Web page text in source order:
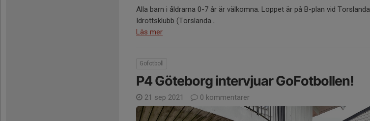
Alla barn i åldrarna 0-7 år är välkomna. Loppet är på B-plan vid Torslanda
Idrottsklubb (Torslanda...
Läs mer
Gofotboll
P4 Göteborg intervjuar GoFotbollen!
21 sep 2021 0 kommentarer